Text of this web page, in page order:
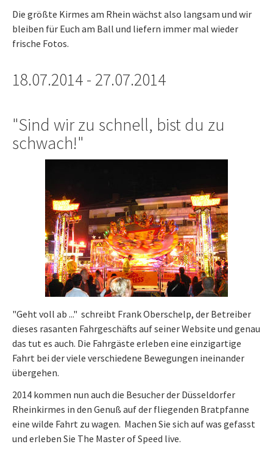
Die größte Kirmes am Rhein wächst also langsam und wir
bleiben für Euch am Ball und liefern immer mal wieder
frische Fotos.
18.07.2014 - 27.07.2014
"Sind wir zu schnell, bist du zu
schwach!"
"Geht voll ab ..." schreibt Frank Oberschelp, der Betreiber
dieses rasanten Fahrgeschäfts auf seiner Website und genau
das tut es auch. Die Fahrgäste erleben eine einzigartige
Fahrt bei der viele verschiedene Bewegungen ineinander
übergehen.
2014 kommen nun auch die Besucher der Düsseldorfer
Rheinkirmes in den Genuß auf der fliegenden Bratpfanne
eine wilde Fahrt zu wagen. Machen Sie sich auf was gefasst
und erleben Sie The Master of Speed live.